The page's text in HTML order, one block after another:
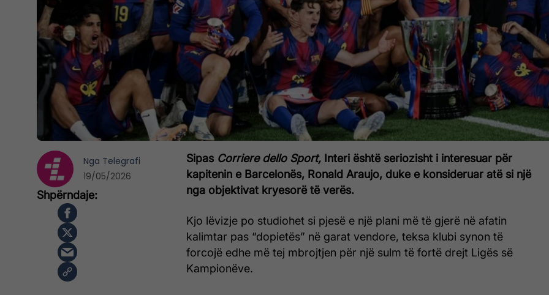
Sipas Corriere dello Sport, Interi është seriozisht i interesuar për
kapitenin e Barcelonës, Ronald Araujo, duke e konsideruar atë si një
nga objektivat kryesorë të verës.
Kjo lëvizje po studiohet si pjesë e një plani më të gjerë në afatin
kalimtar pas “dopietës” në garat vendore, teksa klubi synon të
forcojë edhe më tej mbrojtjen për një sulm të fortë drejt Ligës së
Kampionëve.
Nga Telegrafi
19/05/2026